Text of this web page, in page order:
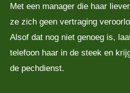
Met een manager die haar
ze zich geen vertraging
Alsof dat nog niet genoeg is,
telefoon haar in de steek en
de pechdienst.